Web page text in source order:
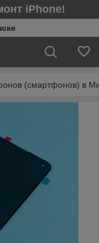
iPhone!
(смартфонов) в